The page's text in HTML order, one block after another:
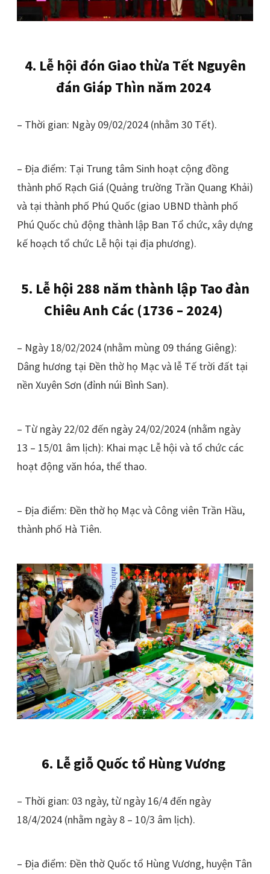
4. Lễ hội đón Giao thừa Tết Nguyên
đán Giáp Thìn năm 2024
– Thời gian: Ngày 09/02/2024 (nhằm 30 Tết).
– Địa điểm: Tại Trung tâm Sinh hoạt cộng đồng
thành phố Rạch Giá (Quảng trường Trần Quang Khải)
và tại thành phố Phú Quốc (giao UBND thành phố
Phú Quốc chủ động thành lập Ban Tổ chức, xây dựng
kế hoạch tổ chức Lễ hội tại địa phương).
5. Lễ hội 288 năm thành lập Tao đàn
Chiêu Anh Các (1736 – 2024)
– Ngày 18/02/2024 (nhằm mùng 09 tháng Giêng):
Dâng hương tại Đền thờ họ Mạc và lễ Tế trời đất tại
nền Xuyên Sơn (đỉnh núi Bình San).
– Từ ngày 22/02 đến ngày 24/02/2024 (nhằm ngày
13 – 15/01 âm lịch): Khai mạc Lễ hội và tổ chức các
hoạt động văn hóa, thể thao.
– Địa điểm: Đền thờ họ Mạc và Công viên Trần Hầu,
thành phố Hà Tiên.
6. Lễ giỗ Quốc tổ Hùng Vương
– Thời gian: 03 ngày, từ ngày 16/4 đến ngày
18/4/2024 (nhằm ngày 8 – 10/3 âm lịch).
– Địa điểm: Đền thờ Quốc tổ Hùng Vương, huyện Tân